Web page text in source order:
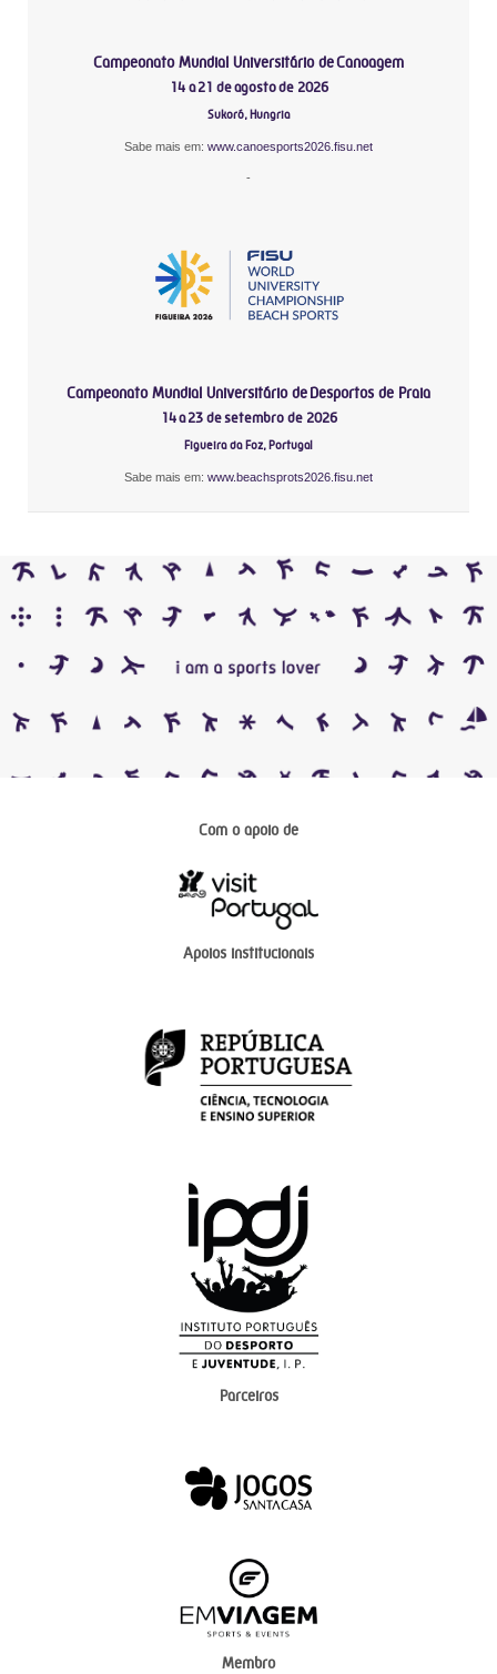
Campeonato Mundial Universitário de Canoagem
14 a 21 de agosto de 2026
Sukoró, Hungria
Sabe mais em: www.canoesports2026.fisu.net
-
Campeonato Mundial Universitário de Desportos de Praia
14 a 23 de setembro de 2026
Figueira da Foz, Portugal
Sabe mais em: www.beachsprots2026.fisu.net
Com o apoio de
Apoios institucionais
Parceiros
Membro